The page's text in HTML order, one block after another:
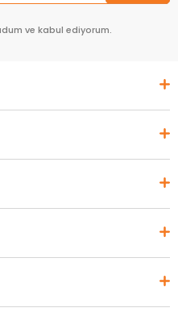
ve kabul ediyorum.